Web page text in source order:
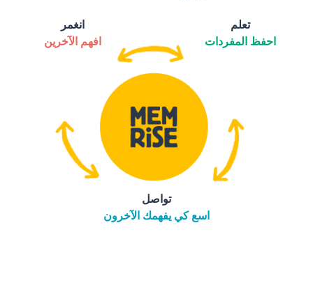
تعلم
احفظ المفردات
انغمر
افهم الآخرين
تواصل
اسع كي يفهمك الآخرون